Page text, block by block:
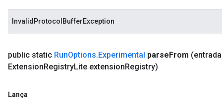
InvalidProtocolBufferException
public static RunOptions.Experimental parseFrom
ExtensionRegistryLite extensionRegistry)
Lança